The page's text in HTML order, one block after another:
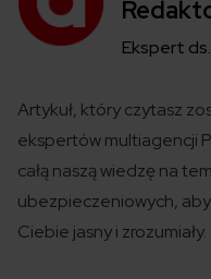
Ekspert
Artykuł, który czytasz
ekspertówmultiagencji
całą naszą wiedzę na
ubezpieczeniowych,
Ciebie jasny i zrozumiały.